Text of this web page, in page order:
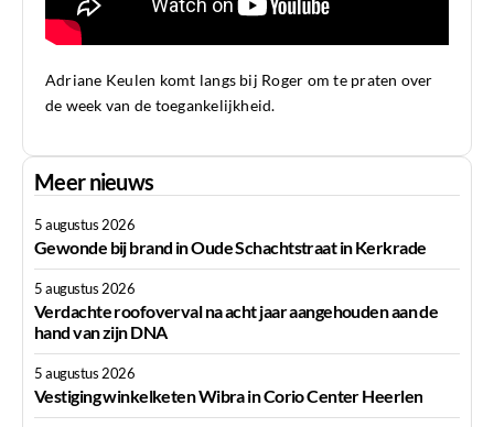
Adriane Keulen komt langs bij Roger om te praten over
de week van de toegankelijkheid.
Meer nieuws
5 augustus 2026
Gewonde bij brand in Oude Schachtstraat in Kerkrade
5 augustus 2026
Verdachte roofoverval na acht jaar aangehouden aan de
hand van zijn DNA
5 augustus 2026
Vestiging winkelketen Wibra in Corio Center Heerlen